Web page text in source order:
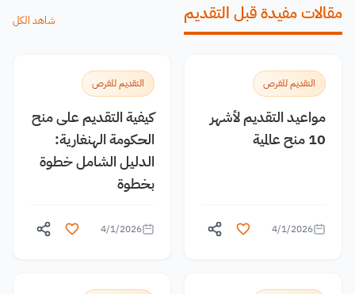
مقالات مفيدة قبل التقديم شاهد الكل
التقديم للفرص
مواعيد التقديم لأشهر
10 منح عالمية
4/1/2026
التقديم للفرص
كيفية التقديم على منح
الحكومة الهنغارية:
الدليل الشامل خطوة
بخطوة
4/1/2026